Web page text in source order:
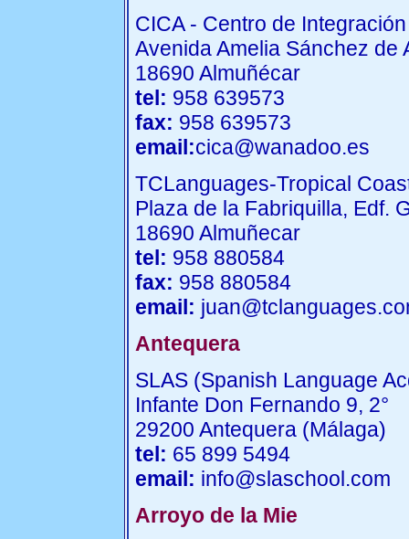
CICA - Centro de
Avenida Amelia Sánchez de
18690 Almuñécar
tel: 958 639573
fax: 958 639573
email:cica@wanadoo.es
TCLanguages-Tropical
Plaza de la Fabriquilla, Edf.
18690 Almuñecar
tel: 958 880584
fax: 958 880584
email:
Antequera
SLAS (Spanish Language
Infante Don Fernando 9, 2°
29200 Antequera (Málaga)
tel: 65 899 5494
email: info@slaschool.com
Arroyo de la Mie